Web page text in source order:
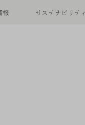
報 サステナビリティ